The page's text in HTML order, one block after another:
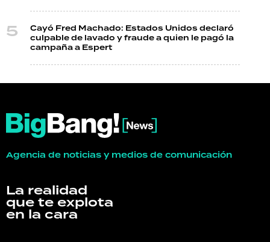
Cayó Fred Machado: Estados Unidos declaró
culpable de lavado y fraude a quien le pagó la
campaña a Espert
Agencia de noticias y medios de comunicación
La realidad
que te explota
en la cara